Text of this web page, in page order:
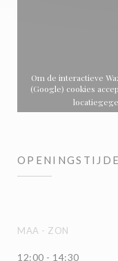
Om de interactieve
(Google) cookies
MAA - ZON
12:00 - 14:30